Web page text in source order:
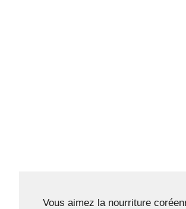
Vous aimez la nourriture